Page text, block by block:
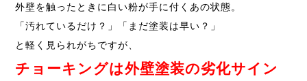
外壁を触ったときに白い粉が手に付くあの状態。
「汚れているだけ？」「まだ塗装は早い？」
と軽く見られがちですが、
チョーキングは外壁塗装の劣化サイン